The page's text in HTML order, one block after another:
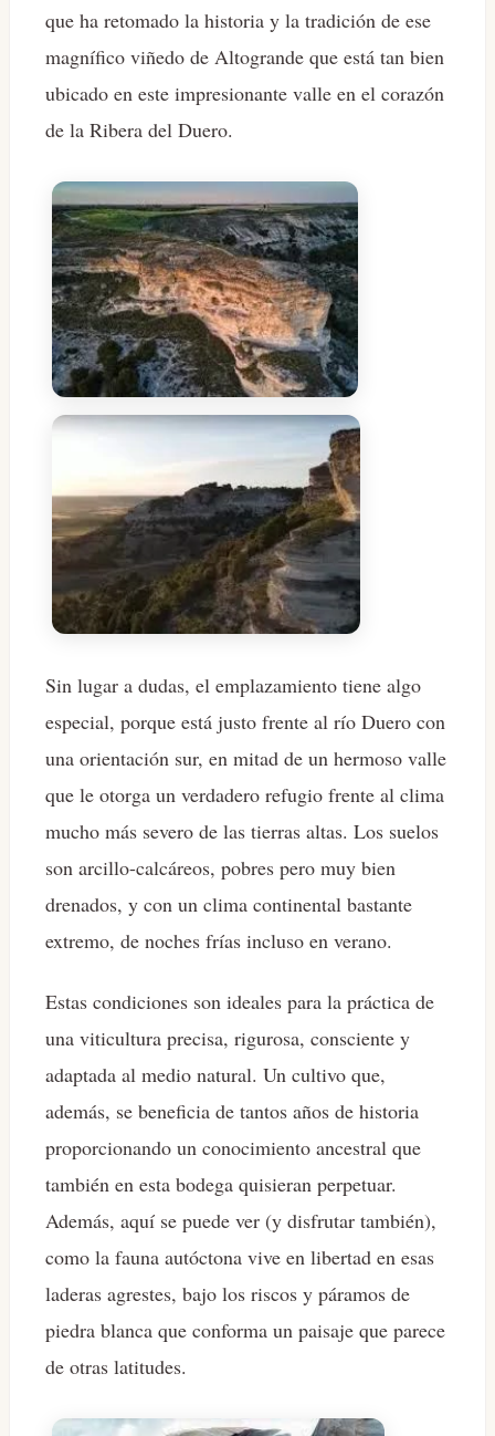
que ha retomado la historia y la tradición de ese
magnífico viñedo de Altogrande que está tan bien
ubicado en este impresionante valle en el corazón
de la Ribera del Duero.
Sin lugar a dudas, el emplazamiento tiene algo
especial, porque está justo frente al río Duero con
una orientación sur, en mitad de un hermoso valle
que le otorga un verdadero refugio frente al clima
mucho más severo de las tierras altas. Los suelos
son arcillo-calcáreos, pobres pero muy bien
drenados, y con un clima continental bastante
extremo, de noches frías incluso en verano.
Estas condiciones son ideales para la práctica de
una viticultura precisa, rigurosa, consciente y
adaptada al medio natural. Un cultivo que,
además, se beneficia de tantos años de historia
proporcionando un conocimiento ancestral que
también en esta bodega quisieran perpetuar.
Además, aquí se puede ver (y disfrutar también),
como la fauna autóctona vive en libertad en esas
laderas agrestes, bajo los riscos y páramos de
piedra blanca que conforma un paisaje que parece
de otras latitudes.